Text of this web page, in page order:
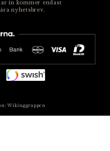
in kommer endast
nyhetsbrev.
Wikinggruppen